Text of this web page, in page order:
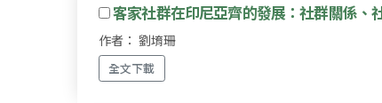
客家社群在印尼亞齊的發展：社群關係、
作者： 劉堉珊
全文下載